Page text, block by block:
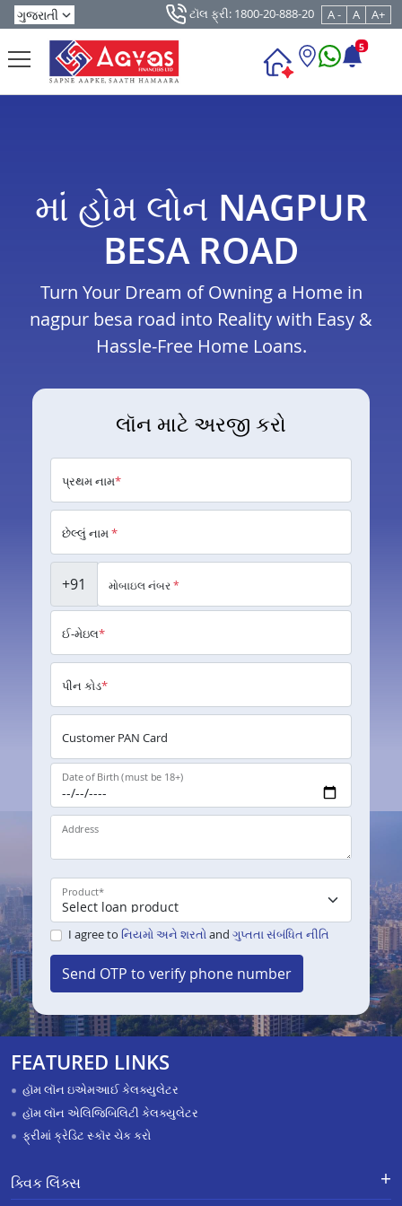
ટૉલ ફ્રી: 1800-20-888-20 A - A A+
5
માં હોમ લોન NAGPUR
BESA ROAD
Turn Your Dream of Owning a Home in
nagpur besa road into Reality with Easy &
Hassle-Free Home Loans.
લૉન માટે અરજી કરો
પ્રથમ નામ*
છેલ્લું નામ*
+91 મોબાઇલ નંબર*
ઈ-મેઇલ*
પીન કોડ*
Customer PAN Card
Date of Birth (must be 18+)
Address
Product*
I agree to નિયમો અને શરતોand ગુપ્તતા સંબંધિત નીતિ
Send OTP to verify phone number
FEATURED LINKS
હૉમ લૉન ઇએમઆઈ કેલક્યુલેટર
હૉમ લૉન એલિજિબિલિટી કેલક્યુલેટર
ફ્રીમાં ક્રેડિટ સ્કૉર ચેક કરો
ક્વિક લિંક્સ